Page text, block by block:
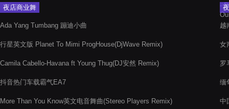
夜店商业舞
Ada Yang Tumbang 蹦迪小曲
行星英文版 Planet To Mimi ProgHouse(DjWave Remix)
Camila Cabello-Havana ft Young Thug(DJ安然 Remix)
抖音热门车载霸气EA7
More Than You Know英文电音舞曲(Stereo Players Remix)
越
女
罗
缅
中